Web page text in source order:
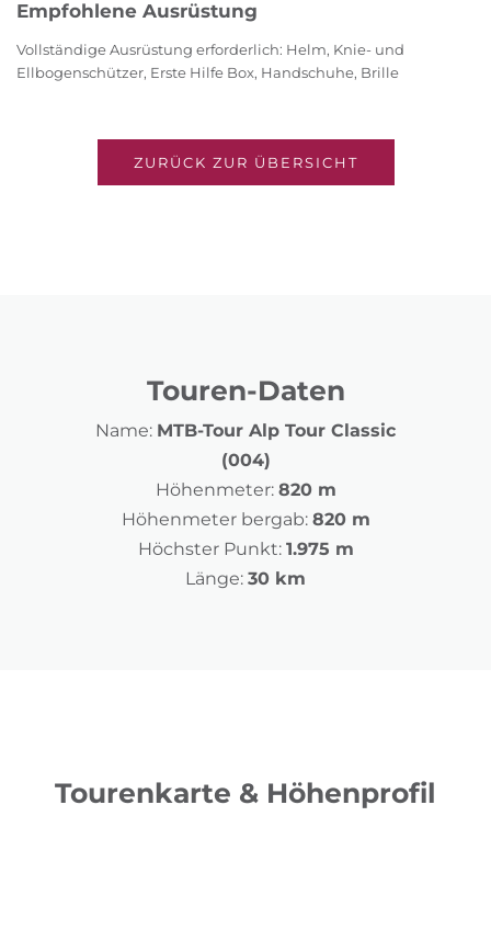
Empfohlene Ausrüstung
Vollständige Ausrüstung erforderlich: Helm, Knie- und
Ellbogenschützer, Erste Hilfe Box, Handschuhe, Brille
ZURÜCK ZUR ÜBERSICHT
Touren-Daten
Name: MTB-Tour Alp Tour Classic
(004)
Höhenmeter: 820 m
Höhenmeter bergab: 820 m
Höchster Punkt: 1.975 m
Länge: 30 km
Tourenkarte & Höhenprofil